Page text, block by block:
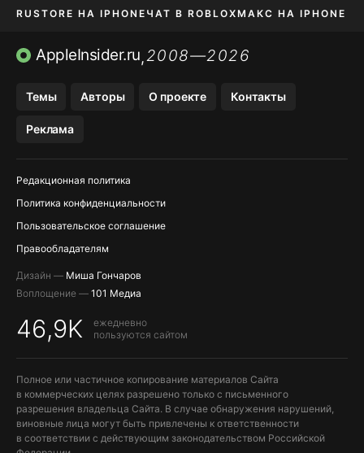
RUSTORE НА IPHONE ЧАТ В ROBLOXМАКС НА IPHONE
AVITO НА IPHONEВТБ ОНЛАЙН TIKTOK НА IPHONE
AppleInsider.ru,2008—2026
Темы Авторы О проекте Контакты
Реклама
Редакционная политика
Политика конфиденциальности
Пользовательское соглашение
Правообладателям
Дизайн — Миша Гончаров
Воплощение — 101 Медиа
46,9K
ежедневно
пользуются сайтом
Полное или частичное копирование материалов Сайта
в коммерческих целях разрешено только с письменного
разрешения владельца Сайта. В случае обнаружения нарушений,
виновные лица могут быть привлечены к ответственности
в соответствии с действующим законодательством Российской